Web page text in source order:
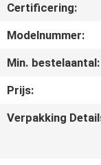
ONS
Certificering:
Modelnummer:
Min. bestelaantal:
Prijs:
Verpakking